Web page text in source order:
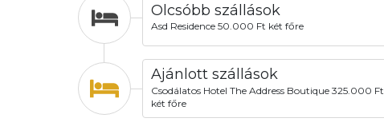
Olcsóbb szállások
Asd Residence 50.000 Ft két főre
Ajánlott szállások
Csodálatos Hotel The Address Boutique 325.000 Ft
két főre